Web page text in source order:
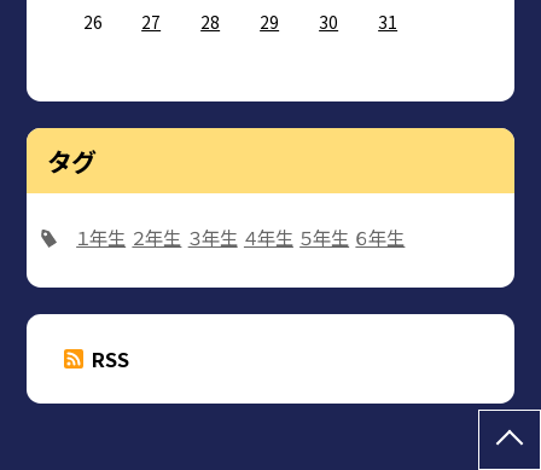
26
27 28 29 30 31
タグ
１年生 ２年生 ３年生 ４年生 ５年生 ６年生
RSS